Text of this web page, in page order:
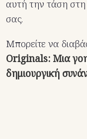
αυτή την τάση
σας.
Μπορείτε να
Originals: Μια
δημιουργική